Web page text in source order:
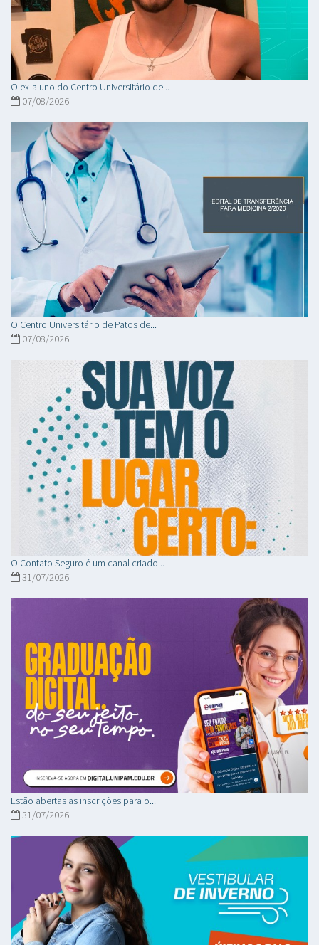
O ex-aluno do Centro Universitário de...
07/08/2026
O Centro Universitário de Patos de...
07/08/2026
O Contato Seguro é um canal criado...
31/07/2026
Estão abertas as inscrições para o...
31/07/2026